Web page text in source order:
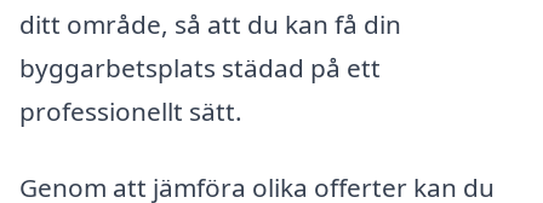
ditt område, så att du kan få din
byggarbetsplats städad på ett
professionellt sätt.
Genom att jämföra olika offerter kan du